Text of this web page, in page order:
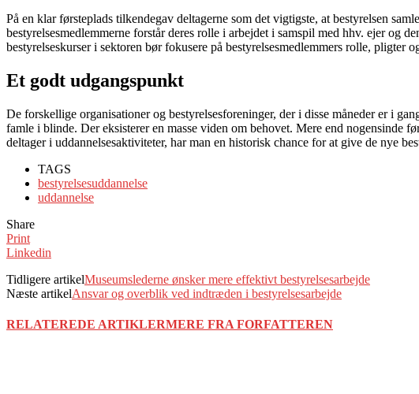
På en klar førsteplads tilkendegav deltagerne som det vigtigste, at bestyrelsen
bestyrelsesmedlemmerne forstår deres rolle i arbejdet i samspil med hhv. ejer og
bestyrelseskurser i sektoren bør fokusere på bestyrelsesmedlemmers rolle, pligter
Et godt udgangspunkt
De forskellige organisationer og bestyrelsesforeninger, der i disse måneder er i
famle i blinde. Der eksisterer en masse viden om behovet. Mere end nogensinde
deltager i uddannelsesaktiviteter, har man en historisk chance for at give de nye
TAGS
bestyrelsesuddannelse
uddannelse
Share
Print
Linkedin
Tidligere artikelMuseumslederne ønsker mere effektivt bestyrelsesarbejde
Næste artikelAnsvar og overblik ved indtræden i bestyrelsesarbejde
RELATEREDE ARTIKLERMERE FRA FORFATTEREN